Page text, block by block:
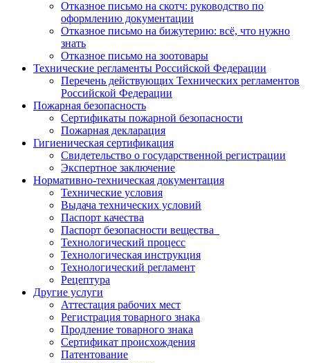
Отказное письмо на скотч: руководство по
оформлению документации
Отказное письмо на бижутерию: всё, что нужно
знать
Отказное письмо на зоотовары
Технические регламенты Российской Федерации
Перечень действующих Технических регламентов
Российской Федерации
Пожарная безопасность
Сертификаты пожарной безопасности
Пожарная декларация
Гигиеническая сертификация
Свидетельство о государственной регистрации
Экспертное заключение
Нормативно-техническая документация
Технические условия
Выдача технических условий
Паспорт качества
Паспорт безопасности вещества
Технологический процесс
Технологическая инструкция
Технологический регламент
Рецептура
Другие услуги
Аттестация рабочих мест
Регистрация товарного знака
Продление товарного знака
Сертификат происхождения
Патентование